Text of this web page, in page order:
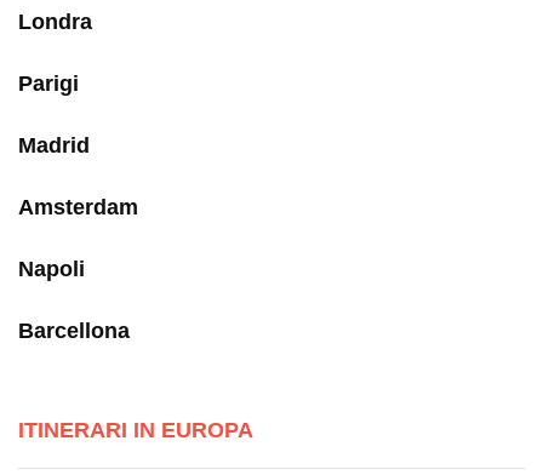
Londra
Parigi
Madrid
Amsterdam
Napoli
Barcellona
ITINERARI IN EUROPA